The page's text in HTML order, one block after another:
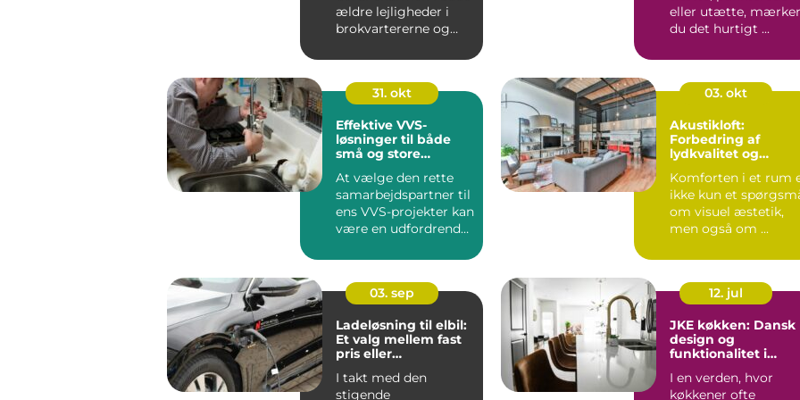
ældre lejligheder i
brokvartererne og
eller utætte, mærker
du det hurtigt ...
31. okt
Effektive VVS-
løsninger til både
små og store
At vælge den rette
samarbejdspartner til
ens VVS-projekter kan
være en udfordrende
03. okt
Akustikloft:
Forbedring af
lydkvalitet og
Komforten i et rum
ikke kun et
om visuel æstetik,
men også om ...
03. sep
Ladeløsning til elbil:
Et valg mellem fast
pris eller
I takt med den
stigende
12. jul
JKE køkken: Dansk
design og
funktionalitet i
I en verden, hvor
køkkener ofte